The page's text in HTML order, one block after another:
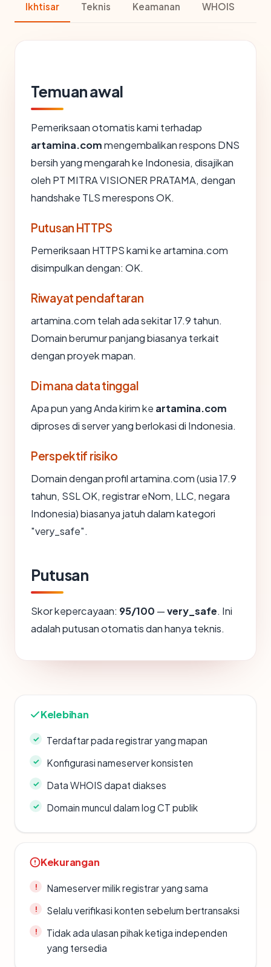
Ikhtisar Teknis Keamanan WHOIS
Temuan awal
Pemeriksaan otomatis kami terhadap
artamina.commengembalikan respons DNS
bersih yang mengarah ke Indonesia, disajikan
oleh PT MITRA VISIONER PRATAMA, dengan
handshake TLS merespons OK.
Putusan HTTPS
Pemeriksaan HTTPS kami ke artamina.com
disimpulkan dengan: OK.
Riwayat pendaftaran
artamina.com telah ada sekitar 17.9 tahun.
Domain berumur panjang biasanya terkait
dengan proyek mapan.
Di mana data tinggal
Apa pun yang Anda kirim ke artamina.com
diproses di server yang berlokasi di Indonesia.
Perspektif risiko
Domain dengan profil artamina.com (usia 17.9
tahun, SSL OK, registrar eNom, LLC, negara
Indonesia) biasanya jatuh dalam kategori
"very_safe".
Putusan
Skor kepercayaan: 95/100 —very_safe. Ini
adalah putusan otomatis dan hanya teknis.
Kelebihan
Terdaftar pada registrar yang mapan
Konfigurasi nameserver konsisten
Data WHOIS dapat diakses
Domain muncul dalam log CT publik
Kekurangan
Nameserver milik registrar yang sama
Selalu verifikasi konten sebelum bertransaksi
Tidak ada ulasan pihak ketiga independen
yang tersedia